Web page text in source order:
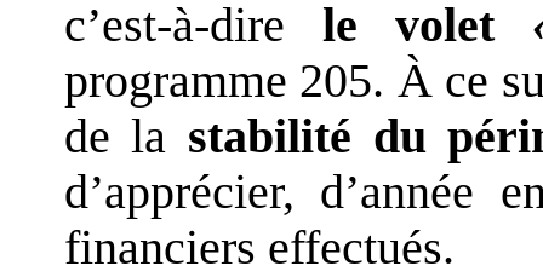
c’est-à-dire le volet
programme 205. À ce
de la stabilité du
d’apprécier, d’année
financiers effectués.